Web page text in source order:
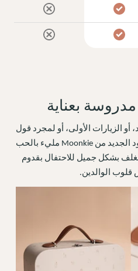
بعناية
أو الزيارات الأولى، أو لمجرد قول
"أهلًا وسهلًا" – طقم هدايا المولود الجديد من Moonkie مليء بالحب
مغلف بشكل جميل للاحتفال بقدوم
الوالدين.